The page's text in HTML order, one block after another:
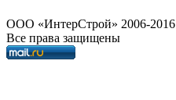
OOO «ИнтерСтрой» 2006-2016
Все права защищены